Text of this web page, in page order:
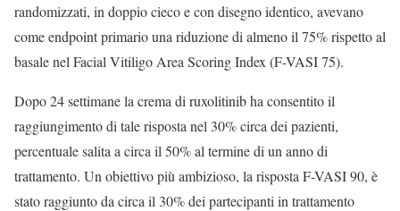
randomizzati, in doppio cieco e con disegno identico, avevano
come endpoint primario una riduzione di almeno il 75% rispetto al
basale nel Facial Vitiligo Area Scoring Index (F-VASI 75).
Dopo 24 settimane la crema di ruxolitinib ha consentito il
raggiungimento di tale risposta nel 30% circa dei pazienti,
percentuale salita a circa il 50% al termine di un anno di
trattamento. Un obiettivo più ambizioso, la risposta F-VASI 90, è
stato raggiunto da circa il 30% dei partecipanti in trattamento